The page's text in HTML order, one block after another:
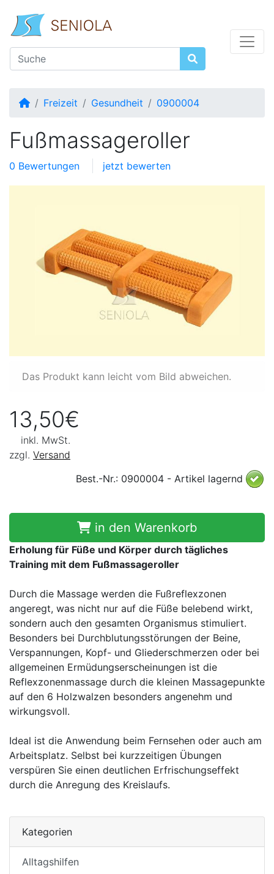
Startseite
Freizeit Gesundheit 0900004
Fußmassageroller
0 Bewertungen jetzt bewerten
Das Produkt kann leicht vom Bild abweichen.
13,50€
inkl. MwSt.
zzgl. Versand
Best.-Nr.: 0900004 - Artikel lagernd
in den Warenkorb
Erholung für Füße und Körper durch tägliches
Training mit dem Fußmassageroller
Durch die Massage werden die Fußreflexzonen
angeregt, was nicht nur auf die Füße belebend wirkt,
sondern auch den gesamten Organismus stimuliert.
Besonders bei Durchblutungsstörungen der Beine,
Verspannungen, Kopf- und Gliederschmerzen oder bei
allgemeinen Ermüdungserscheinungen ist die
Reflexzonenmassage durch die kleinen Massagepunkte
auf den 6 Holzwalzen besonders angenehm und
wirkungsvoll.
Ideal ist die Anwendung beim Fernsehen oder auch am
Arbeitsplatz. Selbst bei kurzzeitigen Übungen
verspüren Sie einen deutlichen Erfrischungseffekt
durch die Anregung des Kreislaufs.
Kategorien
Alltagshilfen